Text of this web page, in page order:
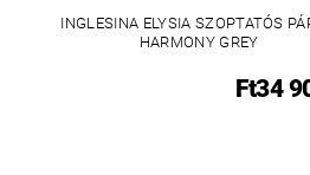
INGLESINA ELYSIA SZOPTATÓS
HARMONY GREY
Ft34